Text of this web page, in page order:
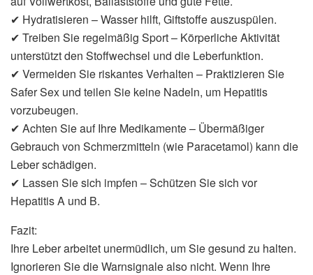
✔ Hydratisieren – Wasser hilft, Giftstoffe auszuspülen.
✔ Treiben Sie regelmäßig Sport – Körperliche Aktivität
unterstützt den Stoffwechsel und die Leberfunktion.
✔ Vermeiden Sie riskantes Verhalten – Praktizieren Sie
Safer Sex und teilen Sie keine Nadeln, um Hepatitis
vorzubeugen.
✔ Achten Sie auf Ihre Medikamente – Übermäßiger
Gebrauch von Schmerzmitteln (wie Paracetamol) kann die
Leber schädigen.
✔ Lassen Sie sich impfen – Schützen Sie sich vor
Hepatitis A und B.
Fazit:
Ihre Leber arbeitet unermüdlich, um Sie gesund zu halten.
Ignorieren Sie die Warnsignale also nicht. Wenn Ihre